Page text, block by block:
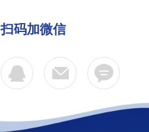
扫码加微信